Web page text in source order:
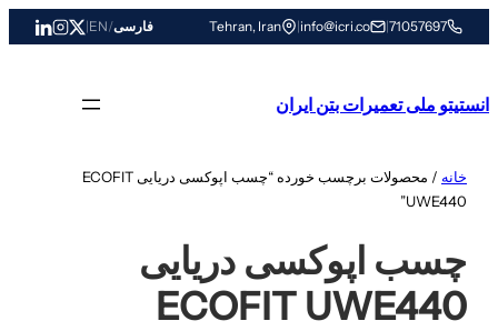
به
71057697
|
info@icri.co
|
Tehran, Iran فارسی/
EN
|
انستیتو ملی تعمیرات بتن ایران
خانه
/ محصولات برچسب خورده “چسب اپوکسی دریایی ECOFIT
UWE440”
چسب اپوکسی دریایی
ECOFIT UWE440